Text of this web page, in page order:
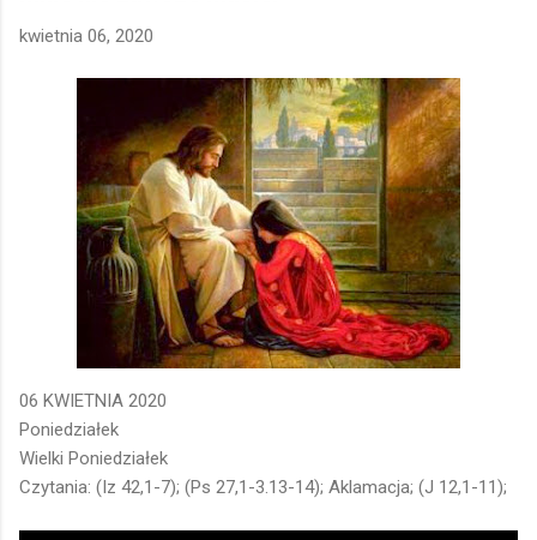
kwietnia 06, 2020
06 KWIETNIA 2020
Poniedziałek
Wielki Poniedziałek
Czytania: (Iz 42,1-7); (Ps 27,1-3.13-14); Aklamacja; (J 12,1-11);